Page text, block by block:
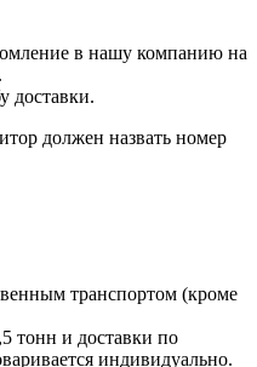
в нашу компанию на
доставки.
должен назвать номер
транспортом (кроме
тонн и доставки по
индивидуально.